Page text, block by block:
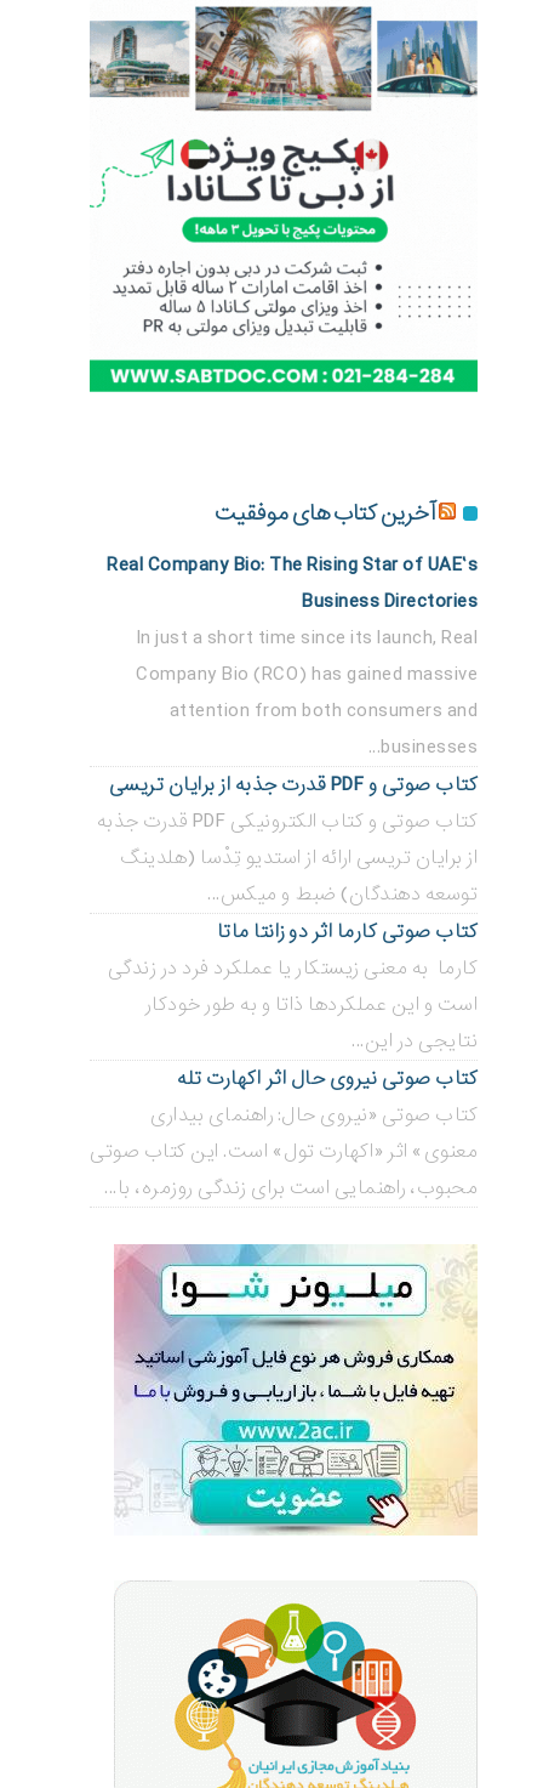
آخرین کتاب های موفقیت
Real Company Bio: The Rising Star of UAE’s
Business Directories
In just a short time since its launch, Real
Company Bio (RCO) has gained massive
attention from both consumers and
businesses...
کتاب صوتی و PDF قدرت جذبه از برایان تریسی
کتاب صوتی و کتاب الکترونیکی PDF قدرت جذبه
از برایان تریسی ارائه از استدیو تِدْسا (هلدینگ
توسعه دهندگان) ضبط و میکس...
کتاب صوتی کارما اثر دو زانتا ماتا
کارما به معنی زیستکار یا عملکرد فرد در زندگی
است و این عملکردها ذاتا و به طور خودکار
نتایجی در این...
کتاب صوتی نیروی حال اثر اکهارت تله
کتاب صوتی «نیروی حال: راهنمای بیداری
معنوی» اثر «اکهارت تول» است. این کتاب صوتی
محبوب، راهنمایی است برای زندگی روزمره، با...